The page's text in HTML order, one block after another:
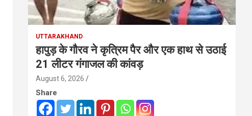
UTTARAKHAND
हापुड़ के गौरव ने कृत्रिम पैर और एक हाथ से उठाई
21 लीटर गंगाजल की कांवड़
August 6, 2026
Share